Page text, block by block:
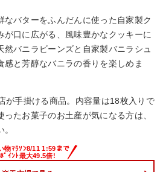
なバターをふんだんに使った自家製ク
が口に広がる、風味豊かなクッキーに
バニラビーンズと自家製バニラシュ
感と芳醇なバニラの香りを楽しめま
が手掛ける商品。内容量は18枚入りで
たお菓子のお土産が気になる方は、